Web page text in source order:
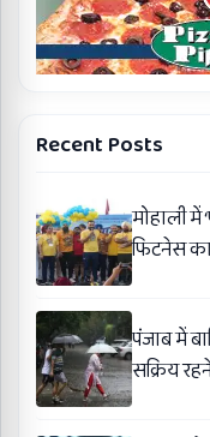
Recent Posts
मोहाली में
फिटनेस
पंजाब में
सक्रिय